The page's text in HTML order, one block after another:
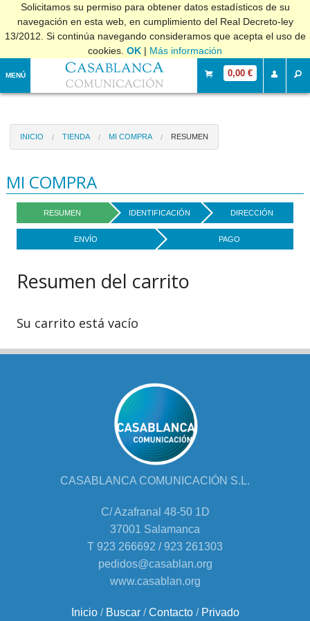
Solicitamos su permiso para obtener datos estadísticos de su
navegación en esta web, en cumplimiento del Real Decreto-ley
13/2012. Si continúa navegando consideramos que acepta el uso de
cookies. OK | Más información
MENÚ 0,00 €
INICIO TIENDA MI COMPRA RESUMEN
MI COMPRA
RESUMEN IDENTIFICACIÓN DIRECCIÓN
ENVÍO PAGO
Resumen del carrito
Su carrito está vacío
CASABLANCA COMUNICACIÓN S.L.
C/ Azafranal 48-50 1D
37001 Salamanca
T 923 266692 / 923 261303
pedidos@casablan.org
www.casablan.org
Inicio/ Buscar/Contacto/ Privado